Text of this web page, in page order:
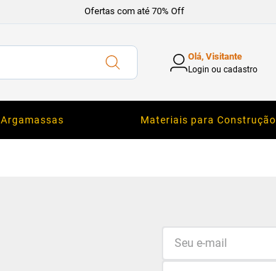
Ofertas com até 70% Off
Olá, Visitante
Login ou cadastro
Argamassas Materiais para Construção